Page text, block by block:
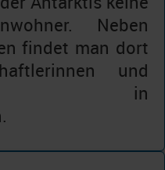
Neben
findet man dort
und
in